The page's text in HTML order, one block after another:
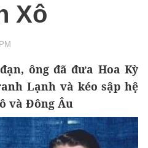
Xô
ông đã đưa Hoa Kỳ
Lạnh và kéo sập hệ
và Đông Âu